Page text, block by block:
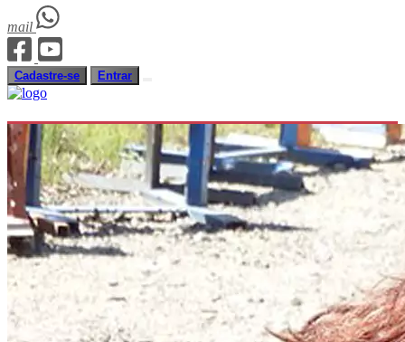
mail
Cadastre-se Entrar